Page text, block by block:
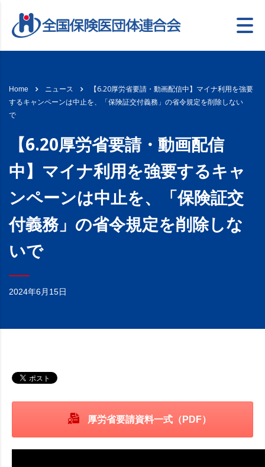
Home ニュース
【6.20厚労省要請・動画配信中】マイナ利用を強要
するキャンペーンは中止を、「保険証交付義務」の省令規定を削除しない
で
【6.20厚労省要請・動画配信
中】マイナ利用を強要するキャ
ンペーンは中止を、「保険証交
付義務」の省令規定を削除しな
いで
2024年6月15日
厚労省要請資料一式（PDF）